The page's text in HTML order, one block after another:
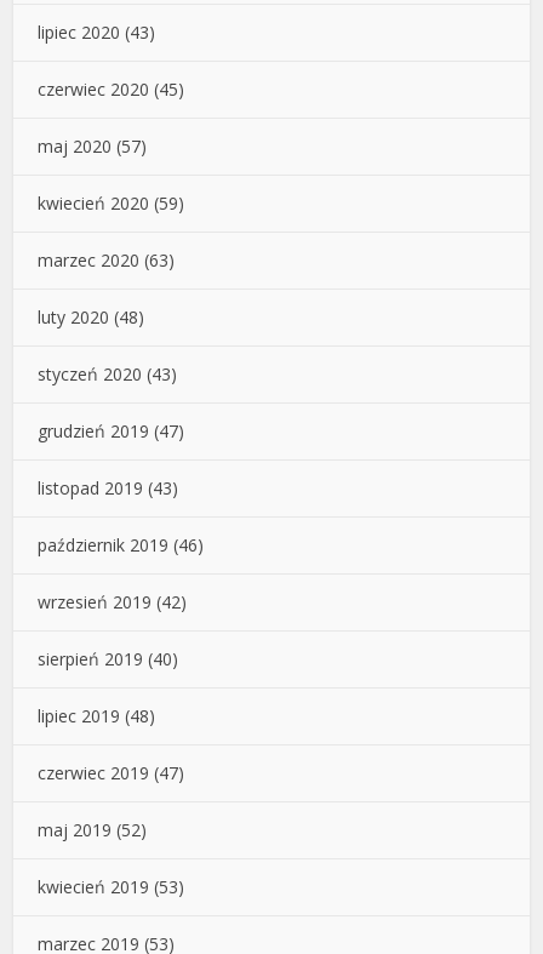
lipiec 2020 (43)
czerwiec 2020 (45)
maj 2020 (57)
kwiecień 2020 (59)
marzec 2020 (63)
luty 2020 (48)
styczeń 2020 (43)
grudzień 2019 (47)
listopad 2019 (43)
październik 2019 (46)
wrzesień 2019 (42)
sierpień 2019 (40)
lipiec 2019 (48)
czerwiec 2019 (47)
maj 2019 (52)
kwiecień 2019 (53)
marzec 2019 (53)